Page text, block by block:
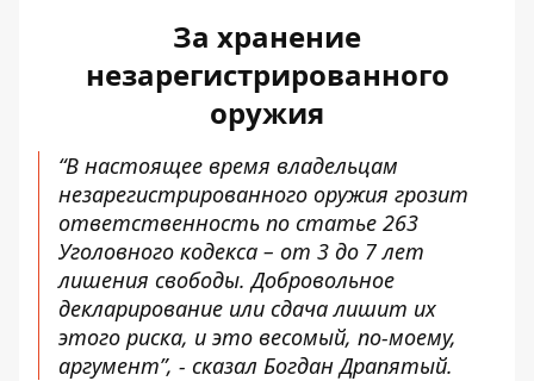
За хранение
незарегистрированного
оружия
“В настоящее время владельцам
незарегистрированного оружия грозит
ответственность по статье 263
Уголовного кодекса – от 3 до 7 лет
лишения свободы. Добровольное
декларирование или сдача лишит их
этого риска, и это весомый, по-моему,
аргумент”, - сказал Богдан Драпятый.